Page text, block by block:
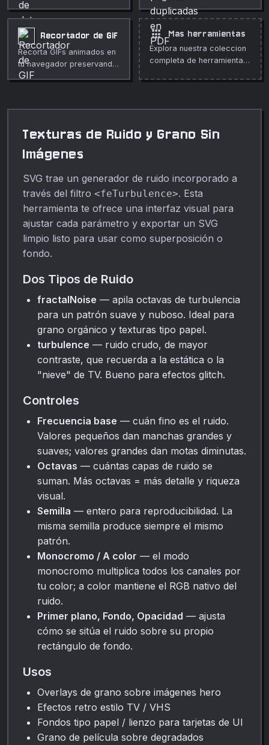
páginas duplicadas en un
PDF mediante una huella
visual. Limpia documentos
escaneados o combinados
en segundos.
Recortador de GIF
Recorta GIFs animados en
tu navegador preservando
la animación. Rectángulo
apps Mas herramientas
Explora nuestra coleccion
completa de herramientas
Texturas de Ruido y Grano Sin
Imágenes
SVG trae un generador de ruido incorporado a
través del filtro <feTurbulence>. Esta
herramienta te ofrece una interfaz visual para
ajustar cada parámetro y exportar un SVG
limpio listo para usar como superposición o
fondo.
Dos Tipos de Ruido
fractalNoise — apila octavas de turbulencia
para un patrón suave y nuboso. Ideal para
grano orgánico y texturas tipo papel.
turbulence — ruido crudo, de mayor
contraste, que recuerda a la estática o la
"nieve" de TV. Bueno para efectos glitch.
Controles
Frecuencia base — cuán fino es el ruido.
Valores pequeños dan manchas grandes y
suaves; valores grandes dan motas diminutas.
Octavas — cuántas capas de ruido se
suman. Más octavas = más detalle y riqueza
visual.
Semilla — entero para reproducibilidad. La
misma semilla produce siempre el mismo
patrón.
Monocromo / A color — el modo
monocromo multiplica todos los canales por
tu color; a color mantiene el RGB nativo del
ruido.
Primer plano, Fondo, Opacidad — ajusta
cómo se sitúa el ruido sobre su propio
rectángulo de fondo.
Usos
Overlays de grano sobre imágenes hero
Efectos retro estilo TV / VHS
Fondos tipo papel / lienzo para tarjetas de UI
Grano de película sobre degradados